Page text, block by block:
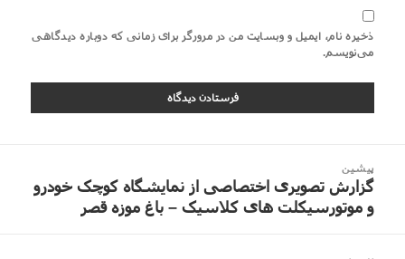
ذخیره نام، ایمیل و وبسایت من در مرورگر برای زمانی که دوباره دیدگاهی
می‌نویسم.
نوشته
پیشین
نوشته
قبلی:
گزارش تصویری اختصاصی از نمایشگاه کوچک خودرو
و موتورسیکلت های کلاسیک – باغ موزه قصر